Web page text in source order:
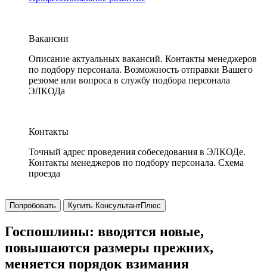
Вакансии
Описание актуальных вакансий. Контакты менеджеров
по подбору персонала. Возможность отправки Вашего
резюме или вопроса в службу подбора персонала
ЭЛКОДа
Контакты
Точный адрес проведения собеседования в ЭЛКОДе.
Контакты менеджеров по подбору персонала. Схема
проезда
Попробовать Купить КонсультантПлюс
Госпошлины: вводятся новые,
повышаются размеры прежних,
меняется порядок взимания